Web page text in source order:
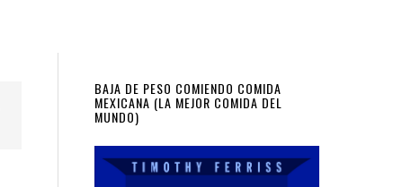
Primary
Sidebar
BAJA DE PESO COMIENDO COMIDA
MEXICANA (LA MEJOR COMIDA DEL
MUNDO)